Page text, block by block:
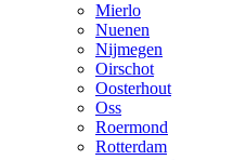
Mierlo
Nuenen
Nijmegen
Oirschot
Oosterhout
Oss
Roermond
Rotterdam